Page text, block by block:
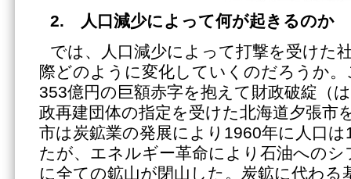
2. 人口減少によって何が起きるのか
では、人口減少によって打撃を受けた
際どのように変化していくのだろうか
353億円の巨額赤字を抱えて財政破綻（
政再建団体の指定を受けた北海道夕張市
市は炭鉱業の発展により1960年に人口
たが、エネルギー革命により石油への
に全ての鉱山が閉山した。炭鉱に代わる